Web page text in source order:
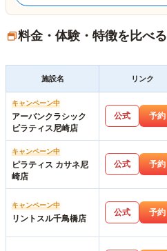
料金・体験・特徴を比べる
施設名 リンク
キャンペーン中
アーバンクラシック
ピラティス尼崎店
公式 予約
キャンペーン中
ピラティス カサネ尼
崎店
公式 予約
キャンペーン中
リントスル千鳥橋店
公式 予約